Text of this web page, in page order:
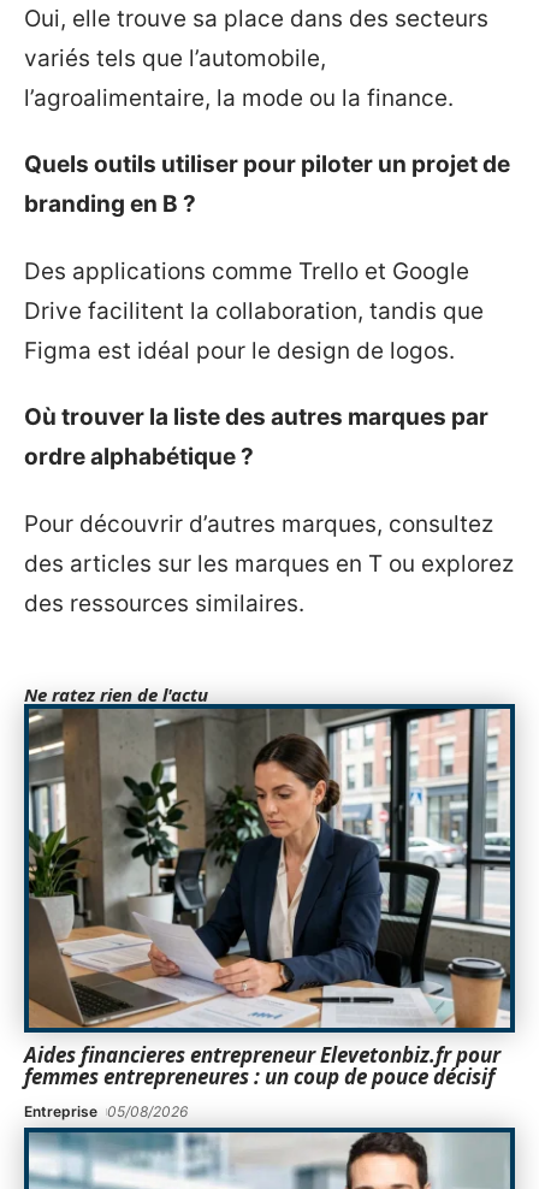
Oui, elle trouve sa place dans des secteurs
variés tels que l’automobile,
l’agroalimentaire, la mode ou la finance.
Quels outils utiliser pour piloter un projet de
branding en B ?
Des applications comme Trello et Google
Drive facilitent la collaboration, tandis que
Figma est idéal pour le design de logos.
Où trouver la liste des autres marques par
ordre alphabétique ?
Pour découvrir d’autres marques, consultez
des articles sur les marques en T ou explorez
des ressources similaires.
Ne ratez rien de l'actu
Aides financieres entrepreneur Elevetonbiz.fr pour
femmes entrepreneures : un coup de pouce décisif
Entreprise 05/08/2026